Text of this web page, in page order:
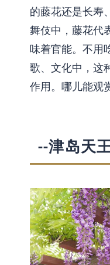
的藤花还是长寿
舞伎中，藤花代
味着官能。不用
歌、文化中，这
作用。哪儿能观
--津岛天